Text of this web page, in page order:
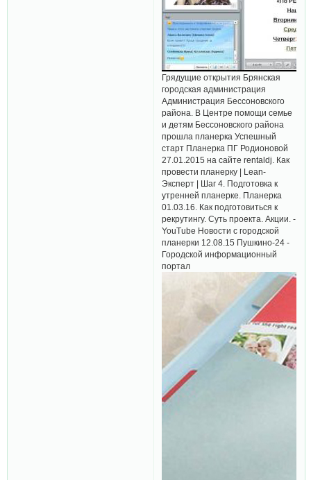
Грядущие открытия Брянская
городская администрация
Администрация Бессоновского
района. В Центре помощи семье
и детям Бессоновского района
прошла планерка Успешный
старт Планерка ПГ Родионовой
27.01.2015 на сайте rentaldj. Как
провести планерку | Lean-
Эксперт | Шаг 4. Подготовка к
утренней планерке. Планерка
01.03.16. Как подготовиться к
рекрутингу. Суть проекта. Акции. -
YouTube Новости с городской
планерки 12.08.15 Пушкино-24 -
Городской информационный
портал